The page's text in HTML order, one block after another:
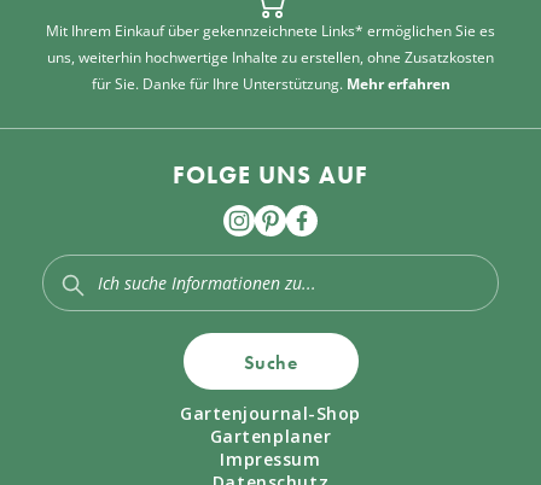
Mit Ihrem Einkauf über gekennzeichnete Links* ermöglichen Sie es
uns, weiterhin hochwertige Inhalte zu erstellen, ohne Zusatzkosten
für Sie. Danke für Ihre Unterstützung. Mehr erfahren
FOLGE UNS AUF
Suche
Gartenjournal-Shop
Gartenplaner
Impressum